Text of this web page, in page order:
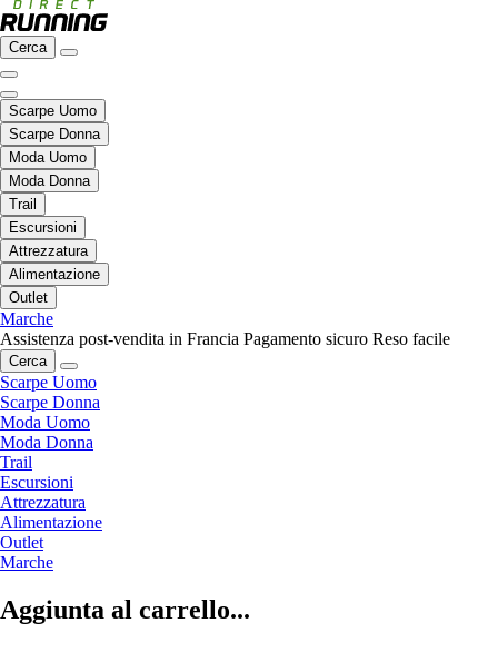
Cerca
Scarpe Uomo
Scarpe Donna
Moda Uomo
Moda Donna
Trail
Escursioni
Attrezzatura
Alimentazione
Outlet
Marche
Assistenza post-vendita in Francia Pagamento sicuro Reso facile
Cerca
Scarpe Uomo
Scarpe Donna
Moda Uomo
Moda Donna
Trail
Escursioni
Attrezzatura
Alimentazione
Outlet
Marche
Aggiunta al carrello...